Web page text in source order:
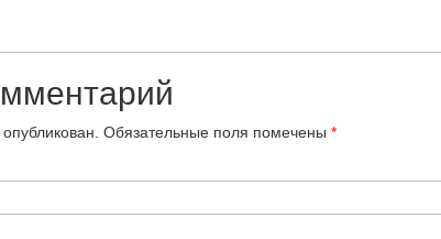
Обязательные поля помечены *